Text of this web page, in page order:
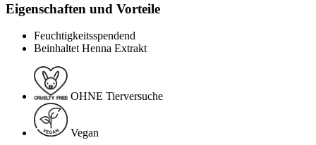
Eigenschaften und Vorteile
Feuchtigkeitsspendend
Beinhaltet Henna Extrakt
OHNE Tierversuche
Vegan